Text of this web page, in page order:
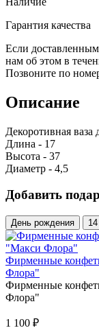
Гарантия качества
Если
нам об этом в
Позвоните по
Описание
Декоротивная ваза
Длина - 17
Высота - 37
Диаметр - 4,5
Добавить
День рождения
Фирменные
Флора"
Фирменные
Флора"
1 100 ₽